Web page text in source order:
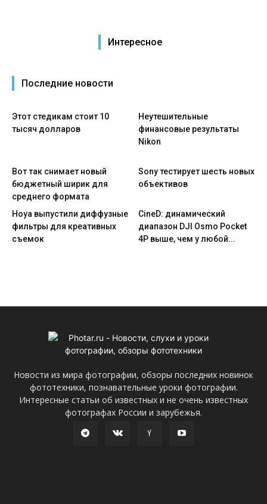
Интересное
Последние новости
Этот стедикам стоит 10
тысяч долларов
Неутешительные
финансовые результаты
Nikon
Вот так снимает новый
бюджетный ширик для
среднего формата
Sony тестирует шесть новых
объективов
Hoya выпустили диффузные
фильтры для креативных
съемок
CineD: динамический
диапазон DJI Osmo Pocket
4P выше, чем у любой...
Новости из мира фотографии, обзоры последних новинок
фототехники, познавательные уроки фотографии.
Интересные статьи об известных и не очень известных
фотографах России и зарубежья.